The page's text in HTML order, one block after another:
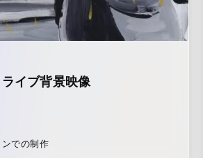
イブ背景映像
での制作